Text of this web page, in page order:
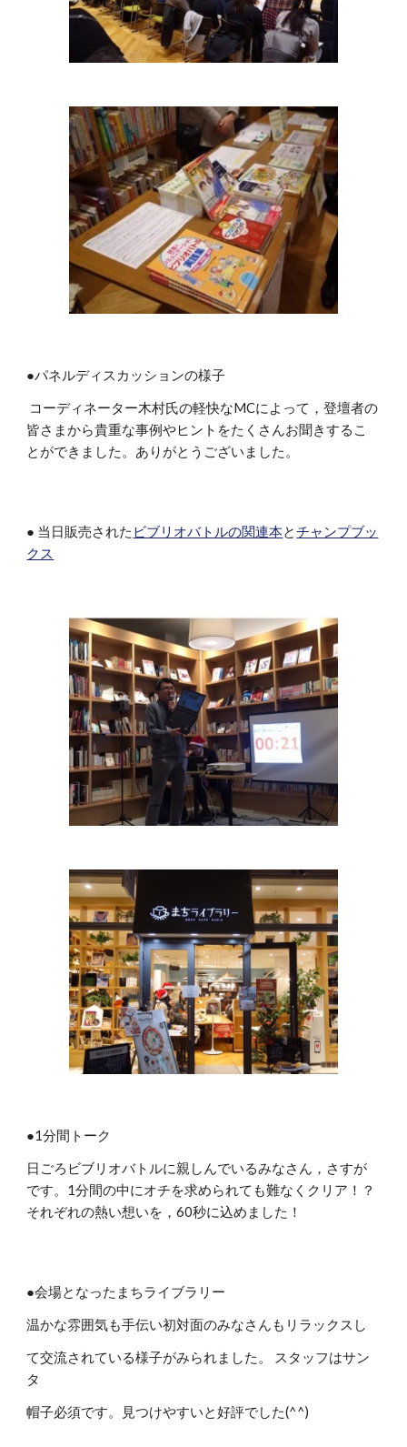
●パネルディスカッションの様子
コーディネーター木村氏の軽快なMCによって，登壇者の
皆さまから貴重な事例やヒントをたくさんお聞きするこ
とができました。ありがとうございました。
● 当日販売された ビブリオバトルの関連本とチャンプブッ
クス
●1分間トーク
日ごろビブリオバトルに親しんでいるみなさん，さすが
です。1分間の中にオチを求められても難なくクリア！？
それぞれの熱い想いを，60秒に込めました！
●会場となったまちライブラリー
温かな雰囲気も手伝い初対面のみなさんもリラックスし
て交流されている様子がみられました。 スタッフはサン
タ
帽子必須です。見つけやすいと好評でした(^^)